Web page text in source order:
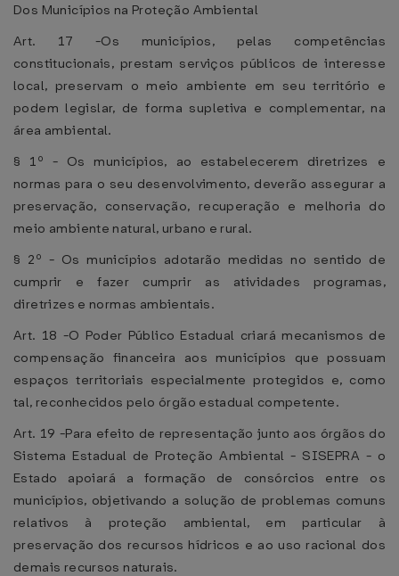
Dos Municípios na Proteção Ambiental
Art. 17 -Os municípios, pelas competências
constitucionais, prestam serviços públicos de interesse
local, preservam o meio ambiente em seu território e
podem legislar, de forma supletiva e complementar, na
área ambiental.
§ 1º - Os municípios, ao estabelecerem diretrizes e
normas para o seu desenvolvimento, deverão assegurar a
preservação, conservação, recuperação e melhoria do
meio ambiente natural, urbano e rural.
§ 2º - Os municípios adotarão medidas no sentido de
cumprir e fazer cumprir as atividades programas,
diretrizes e normas ambientais.
Art. 18 -O Poder Público Estadual criará mecanismos de
compensação financeira aos municípios que possuam
espaços territoriais especialmente protegidos e, como
tal, reconhecidos pelo órgão estadual competente.
Art. 19 -Para efeito de representação junto aos órgãos do
Sistema Estadual de Proteção Ambiental - SISEPRA - o
Estado apoiará a formação de consórcios entre os
municípios, objetivando a solução de problemas comuns
relativos à proteção ambiental, em particular à
preservação dos recursos hídricos e ao uso racional dos
demais recursos naturais.